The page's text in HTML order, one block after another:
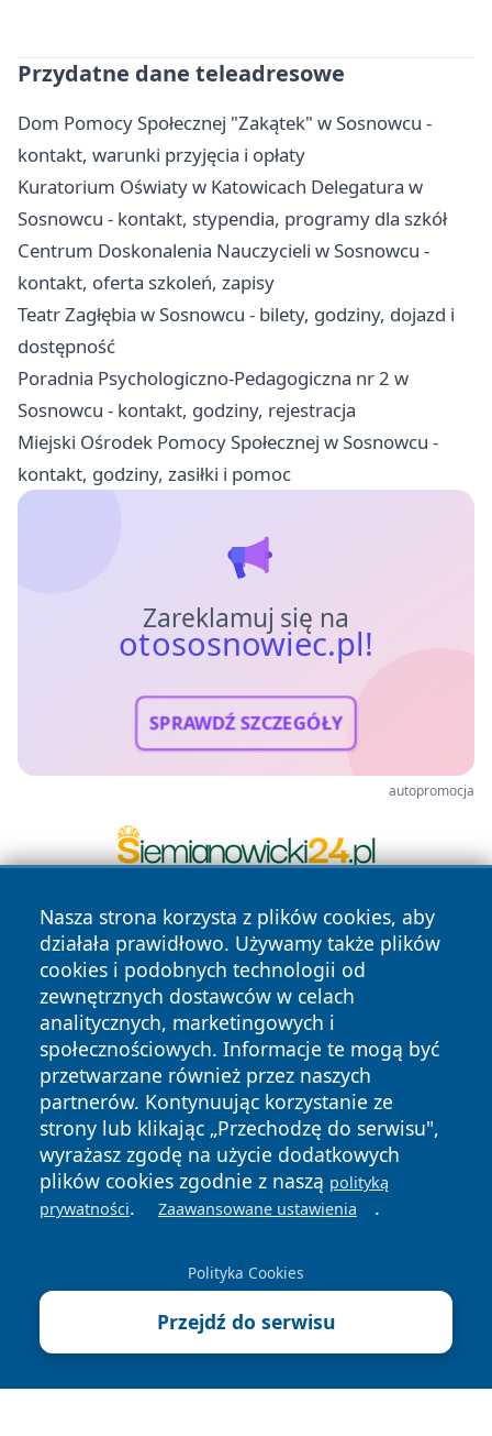
Przydatne dane teleadresowe
Dom Pomocy Społecznej "Zakątek" w Sosnowcu -
kontakt, warunki przyjęcia i opłaty
Kuratorium Oświaty w Katowicach Delegatura w
Sosnowcu - kontakt, stypendia, programy dla szkół
Centrum Doskonalenia Nauczycieli w Sosnowcu -
kontakt, oferta szkoleń, zapisy
Teatr Zagłębia w Sosnowcu - bilety, godziny, dojazd i
dostępność
Poradnia Psychologiczno-Pedagogiczna nr 2 w
Sosnowcu - kontakt, godziny, rejestracja
Miejski Ośrodek Pomocy Społecznej w Sosnowcu -
kontakt, godziny, zasiłki i pomoc
Zareklamuj się na
otososnowiec.pl!
SPRAWDŹ SZCZEGÓŁY
autopromocja
Nasza strona korzysta z plików cookies, aby
działała prawidłowo. Używamy także plików
cookies i podobnych technologii od
zewnętrznych dostawców w celach
analitycznych, marketingowych i
społecznościowych. Informacje te mogą być
przetwarzane również przez naszych
partnerów. Kontynuując korzystanie ze
strony lub klikając „Przechodzę do serwisu",
wyrażasz zgodę na użycie dodatkowych
plików cookies zgodnie z naszą polityką
prywatności. Zaawansowane ustawienia .
Polityka Cookies
Przejdź do serwisu
Copyright © 2026 otososnowiec.pl Wszystkie prawa
zastrzeżone.
News Autorzy
Polityka
Prywatności
Polityka
Cookies